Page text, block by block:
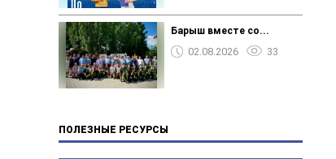
Барыш вместе со...
02.08.2026 33
ПОЛЕЗНЫЕ РЕСУРСЫ